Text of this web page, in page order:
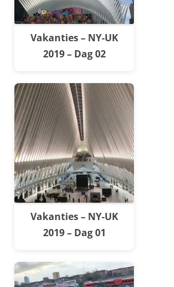
Vakanties – NY-UK
2019 – Dag 02
Vakanties – NY-UK
2019 – Dag 01